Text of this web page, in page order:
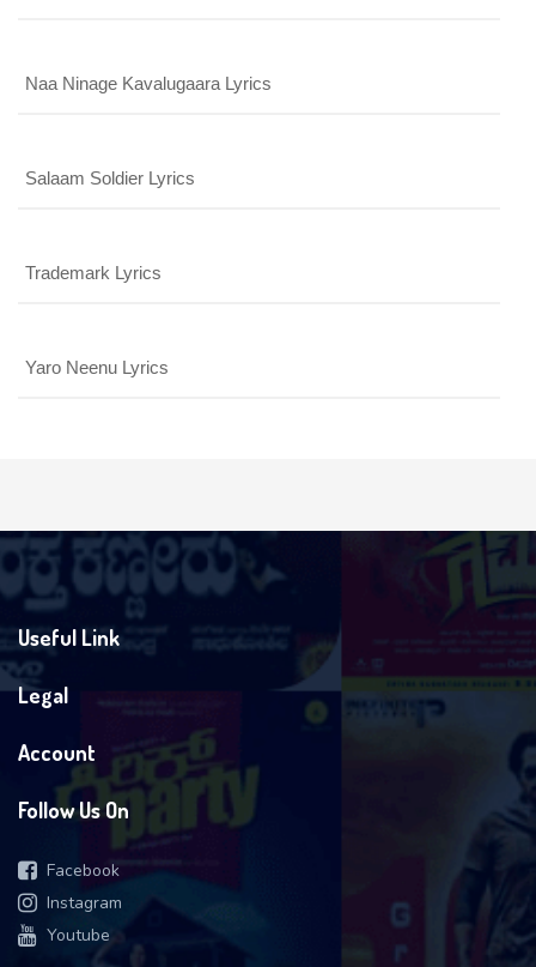
Naa Ninage Kavalugaara Lyrics
Salaam Soldier Lyrics
Trademark Lyrics
Yaro Neenu Lyrics
Useful Link
Legal
Account
Follow Us On
Facebook
Instagram
Youtube